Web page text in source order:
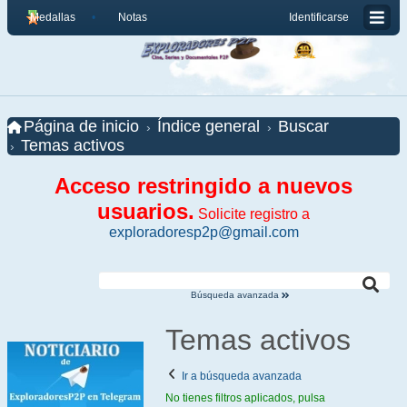
Identificarse
Medallas Notas
Página de inicio Índice general
Buscar
Temas activos
Acceso restringido a nuevos
usuarios. Solicite registro a
exploradoresp2p@gmail.com
Búsqueda avanzada
Temas activos
Ir a búsqueda avanzada
No tienes filtros aplicados, pulsa